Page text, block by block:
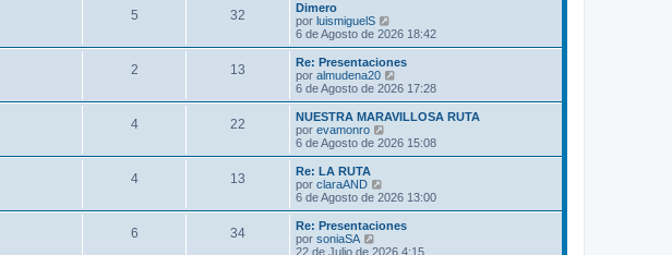
a
j
e
m
e
j
e
l
t
m
o
m
e
s
a
j
e
5 32
Dimero
por luismiguelS
e
r
ú
l
t
m
o
m
e
j
e
6 de Agosto de 2026 18:42
2 13
Re: Presentaciones
por almudena20
e
r
ú
t
m
e
s
6 de Agosto de 2026 17:28
4 22
NUESTRA MARAVILLOSA RUTA
por evamonro
e
r
t
o
m
6 de Agosto de 2026 15:08
4 13
Re: LA RUTA
por claraAND
e
r
ú
t
6 de Agosto de 2026 13:00
6 34
Re: Presentaciones
por soniaSA
e
22 de Julio de 2026 4:15